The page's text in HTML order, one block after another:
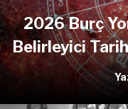
2026 Burç
Belirleyici